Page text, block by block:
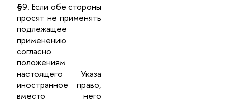
§9. Если обе стороны
просят не применять
подлежащее
применению
согласно
положениям
настоящего Указа
иностранное право,
вместо него